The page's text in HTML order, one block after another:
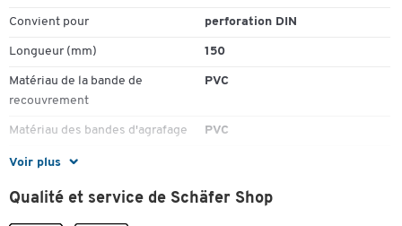
Voir plus
Convient pour perforation DIN
Longueur (mm) 150
Matériau de la bande de
recouvrement
PVC
Matériau des bandes d'agrafage PVC
Matériau du rail d'agrafage
Perforation de classement (cm) 8
Qualité et service de Schäfer Shop
Toucher deux fois pour zoomer